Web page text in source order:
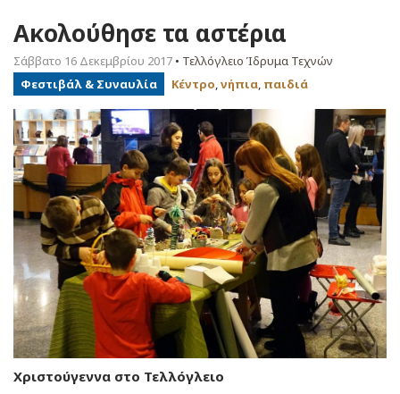
Ακολούθησε τα αστέρια
Σάββατο 16 Δεκεμβρίου 2017 • Τελλόγλειο Ίδρυμα Τεχνών
Φεστιβάλ & Συναυλία
Κέντρο,νήπια, παιδιά
Χριστούγεννα στο Τελλόγλειο